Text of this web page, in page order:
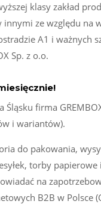
klasy zakład
innymi ze względu
A1 i
Sp. z o.o.
Śląsku firma
i wariantów).
do pakowania,
torby
na
B2B w